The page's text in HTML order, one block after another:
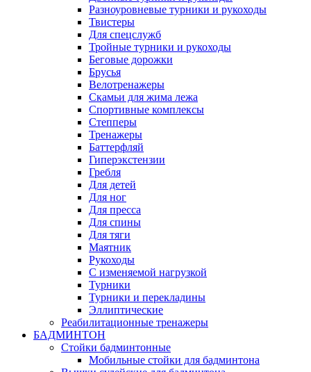
Разноуровневые турники и рукоходы
Твистеры
Для спецслужб
Тройные турники и рукоходы
Беговые дорожки
Брусья
Велотренажеры
Скамьи для жима лежа
Спортивные комплексы
Степперы
Тренажеры
Баттерфляй
Гиперэкстензии
Гребля
Для детей
Для ног
Для пресса
Для спины
Для тяги
Маятник
Рукоходы
С изменяемой нагрузкой
Турники
Турники и перекладины
Эллиптические
Реабилитационные тренажеры
БАДМИНТОН
Стойки бадминтонные
Мобильные стойки для бадминтона